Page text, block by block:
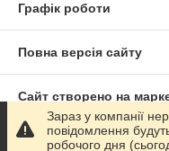
Графік роботи
Повна версія сайту
Сайт створено на
Політика
Зараз у компанії
повідомлення
робочого дня